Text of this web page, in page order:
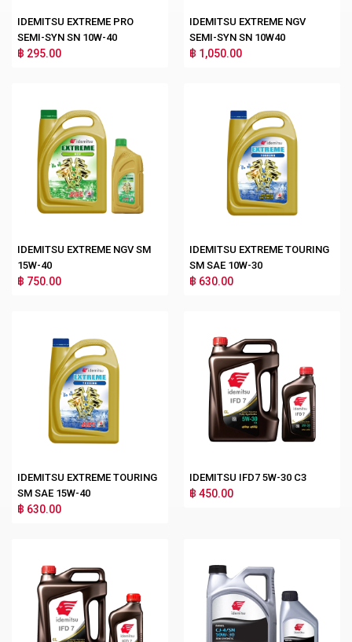
IDEMITSU EXTREME PRO
SEMI-SYN SN 10W-40
฿ 295.00
IDEMITSU EXTREME NGV
SEMI-SYN SN 10W40
฿ 1,050.00
IDEMITSU EXTREME NGV SM
15W-40
฿ 750.00
IDEMITSU EXTREME TOURING
SM SAE 10W-30
฿ 630.00
IDEMITSU EXTREME TOURING
SM SAE 15W-40
฿ 630.00
IDEMITSU IFD7 5W-30 C3
฿ 450.00